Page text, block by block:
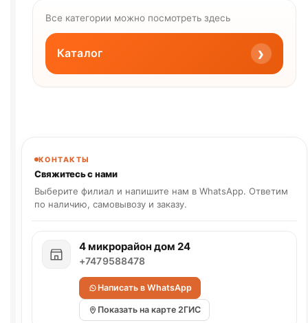
Все категории можно посмотреть здесь
Каталог ›
КОНТАКТЫ
Свяжитесь с нами
Выберите филиал и напишите нам в WhatsApp. Ответим
по наличию, самовывозу и заказу.
4 микрорайон дом 24
+7479588478
Написать в WhatsApp
Показать на карте 2ГИС